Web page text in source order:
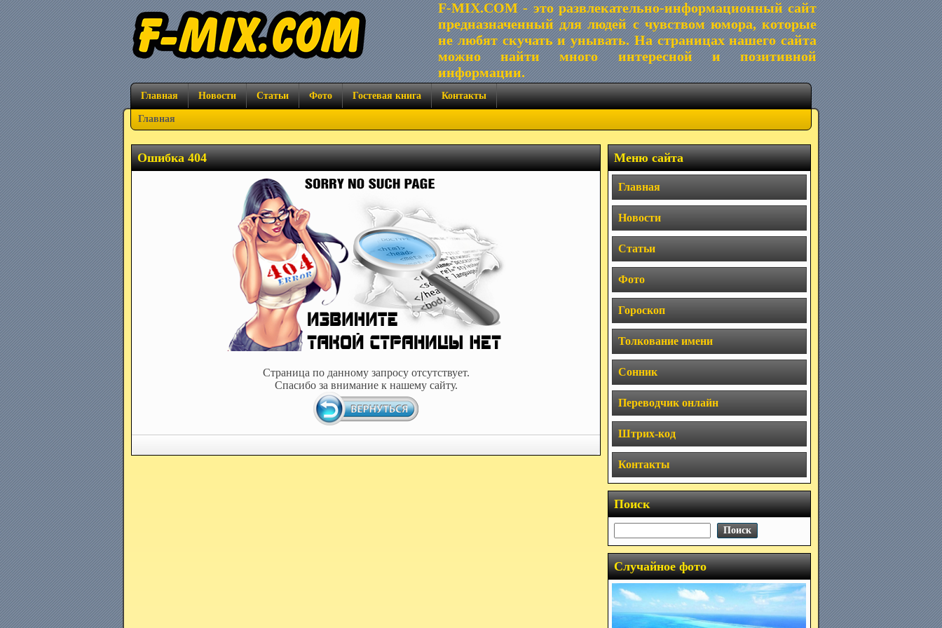
F-MIX.COM - это развлекательно-информационный сайт
предназначенный для людей с чувством юмора, которые
не любят скучать и унывать. На страницах нашего сайта
можно найти много интересной и позитивной
информации.
Главная Новости Статьи Фото Гостевая книга Контакты
Главная
Ошибка 404
Страница по данному запросу отсутствует.
Спасибо за внимание к нашему сайту.
Меню сайта
Главная
Новости
Статьи
Фото
Гороскоп
Толкование имени
Сонник
Переводчик онлайн
Штрих-код
Контакты
Поиск
Случайное фото